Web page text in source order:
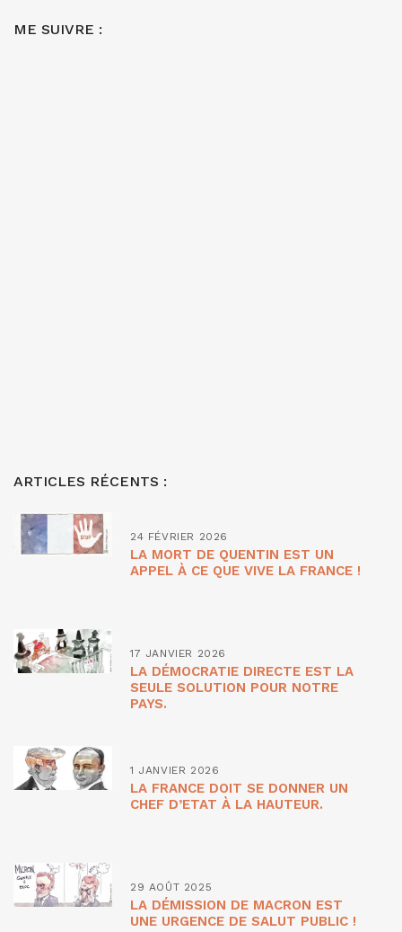
ME SUIVRE :
ARTICLES RÉCENTS :
24 FÉVRIER 2026
LA MORT DE QUENTIN EST UN
APPEL À CE QUE VIVE LA FRANCE !
17 JANVIER 2026
LA DÉMOCRATIE DIRECTE EST LA
SEULE SOLUTION POUR NOTRE
PAYS.
1 JANVIER 2026
LA FRANCE DOIT SE DONNER UN
CHEF D’ETAT À LA HAUTEUR.
29 AOÛT 2025
LA DÉMISSION DE MACRON EST
UNE URGENCE DE SALUT PUBLIC !